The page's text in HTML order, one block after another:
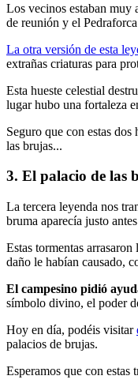
Los vecinos estaban muy
de reunión y el
La otra versión de esta
extrañas criaturas para
Esta hueste celestial
lugar hubo una fortaleza
Seguro que con estas
las brujas...
3. El palacio de las
La tercera leyenda nos
bruma aparecía justo
Estas tormentas
daño le habían causado,
El campesino pidió
símbolo divino, el poder
Hoy en día, podéis visitar
palacios de brujas.
Esperamos que con